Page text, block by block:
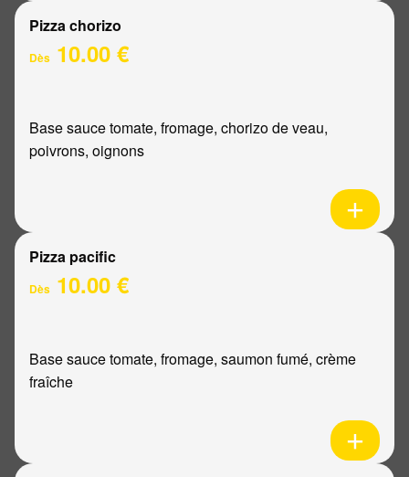
Pizza chorizo
Dès 10.00 €
Base sauce tomate, fromage, chorizo de veau,
poivrons, oignons
Pizza pacific
Dès 10.00 €
Base sauce tomate, fromage, saumon fumé, crème
fraîche